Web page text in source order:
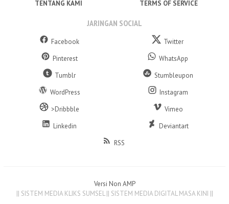
TENTANG KAMI
TERMS OF SERVICE
JARINGAN SOCIAL
Facebook
Twitter
Pinterest
WhatsApp
Tumblr
Stumbleupon
WordPress
Instagram
>Dribbble
Vimeo
Linkedin
Deviantart
RSS
Versi Non AMP
|| SISTEM MEDIA KLIKS SUMSEL || SISTEM MEDIA DIGITAL MASA KINI ||